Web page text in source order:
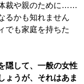
裁や親のために……
るかも知れません
でも家庭を持ちた
隠して、一般の女性
ょうが、それはあま